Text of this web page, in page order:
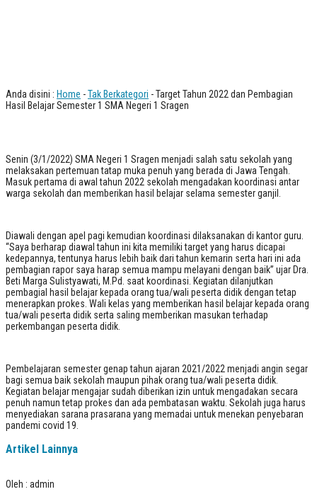
Anda disini : Home -Tak Berkategori - Target Tahun 2022 dan Pembagian
Hasil Belajar Semester 1 SMA Negeri 1 Sragen
Senin (3/1/2022) SMA Negeri 1 Sragen menjadi salah satu sekolah yang
melaksakan pertemuan tatap muka penuh yang berada di Jawa Tengah.
Masuk pertama di awal tahun 2022 sekolah mengadakan koordinasi antar
warga sekolah dan memberikan hasil belajar selama semester ganjil.
Diawali dengan apel pagi kemudian koordinasi dilaksanakan di kantor guru.
“Saya berharap diawal tahun ini kita memiliki target yang harus dicapai
kedepannya, tentunya harus lebih baik dari tahun kemarin serta hari ini ada
pembagian rapor saya harap semua mampu melayani dengan baik” ujar Dra.
Beti Marga Sulistyawati, M.Pd. saat koordinasi. Kegiatan dilanjutkan
pembagial hasil belajar kepada orang tua/wali peserta didik dengan tetap
menerapkan prokes. Wali kelas yang memberikan hasil belajar kepada orang
tua/wali peserta didik serta saling memberikan masukan terhadap
perkembangan peserta didik.
Pembelajaran semester genap tahun ajaran 2021/2022 menjadi angin segar
bagi semua baik sekolah maupun pihak orang tua/wali peserta didik.
Kegiatan belajar mengajar sudah diberikan izin untuk mengadakan secara
penuh namun tetap prokes dan ada pembatasan waktu. Sekolah juga harus
menyediakan sarana prasarana yang memadai untuk menekan penyebaran
pandemi covid 19.
Artikel Lainnya
Oleh : admin